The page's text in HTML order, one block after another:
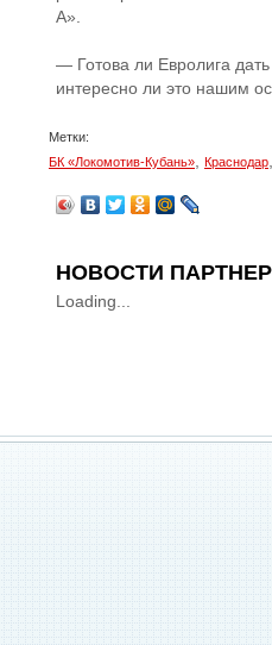
А».
— Готова ли Евролига
интересно ли это нашим
Метки:
БК «Локомотив-Кубань»
Краснодар
НОВОСТИ
Loading...